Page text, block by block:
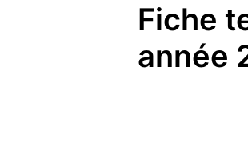
Fiche
année